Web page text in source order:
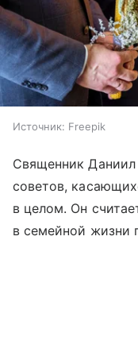
Источник: Freepik
Священник
советов,
в целом. Он
в семейной жизни